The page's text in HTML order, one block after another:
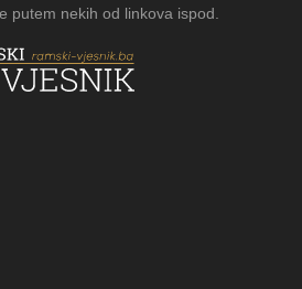
putem nekih od linkova ispod.